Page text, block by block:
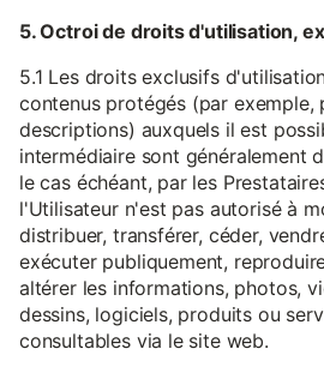
5. Octroi de droits d'utilisation,
5.1 Les droits exclusifs
contenus protégés (par exemple,
descriptions) auxquels il est
intermédiaire sont généralement
le cas échéant, par les
l'Utilisateur n'est pas autorisé à
distribuer, transférer, céder,
exécuter publiquement,
altérer les informations, photos,
dessins, logiciels, produits ou
consultables via le site web.